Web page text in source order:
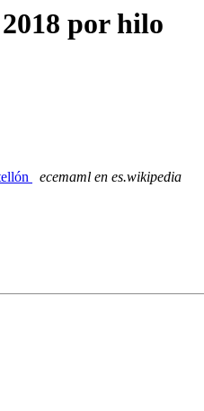
por hilo
ecemaml en es.wikipedia